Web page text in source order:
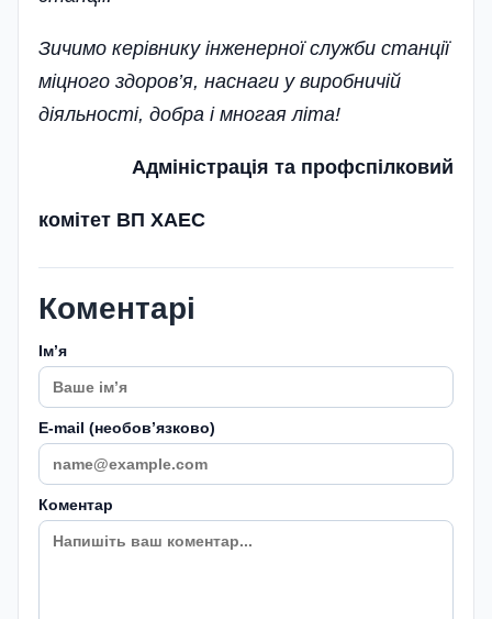
Зичимо керівнику інженерної служби станції
міцного здоров’я, наснаги у виробничій
діяльності, добра і многая літа!
Адміністрація та профспілковий
комітет ВП ХАЕС
Коментарі
Імʼя
E-mail (необовʼязково)
Коментар